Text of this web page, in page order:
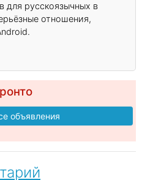
для русскоязычных в
отношения,
объявления